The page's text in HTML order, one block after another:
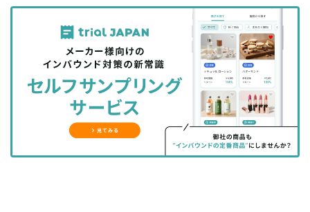
記
を
シ
ェ
る
記
事
を
シ
ェ
ア
す
る
な
ッ
ク
マ
に
記
事
を
購
読
す
る
マ
ガ
登
録
す
る